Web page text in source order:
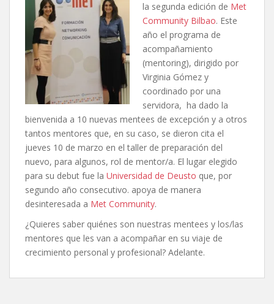
la segunda edición de Met
Community Bilbao. Este
año el programa de
acompañamiento
(mentoring), dirigido por
Virginia Gómez y
coordinado por una
servidora, ha dado la
bienvenida a 10 nuevas mentees de excepción y a otros
tantos mentores que, en su caso, se dieron cita el
jueves 10 de marzo en el taller de preparación del
nuevo, para algunos, rol de mentor/a. El lugar elegido
para su debut fue la Universidad de Deusto que, por
segundo año consecutivo. apoya de manera
desinteresada a Met Community.
¿Quieres saber quiénes son nuestras mentees y los/las
mentores que les van a acompañar en su viaje de
crecimiento personal y profesional? Adelante.